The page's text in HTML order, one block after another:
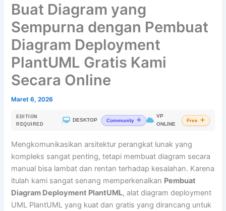
Buat Diagram yang
Sempurna dengan Pembuat
Diagram Deployment
PlantUML Gratis Kami
Secara Online
Maret 6, 2026
EDITION
REQUIRED
| DESKTOP Community
VP
ONLINE
Free
Mengkomunikasikan arsitektur perangkat lunak yang
kompleks sangat penting, tetapi membuat diagram secara
manual bisa lambat dan rentan terhadap kesalahan. Karena
itulah kami sangat senang memperkenalkan Pembuat
Diagram Deployment PlantUML, alat diagram deployment
UML PlantUML yang kuat dan gratis yang dirancang untuk